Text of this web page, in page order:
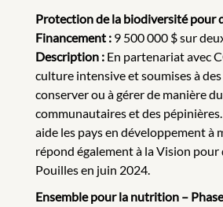
Protection de la biodiversité pour
Financement : 9 500 000 $ sur
Description : En partenariat avec
culture intensive et soumises à
conserver ou à gérer de manière
communautaires et des
aide les pays en développement
répond également à la Vision
Pouilles en juin 2024.
Ensemble pour la nutrition –